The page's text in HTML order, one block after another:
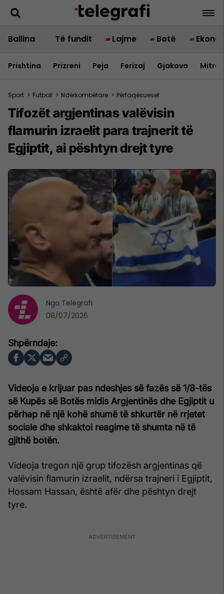
Ballina Të fundit Lajme Botë
Prishtina Prizreni Peja Ferizaj Gjakova
Sport > Futboll > Ndërkombëtare > Përfaqësueset
Tifozët argjentinas valëvisin
flamurin izraelit para trajnerit të
Egjiptit, ai pështyn drejt tyre
Videoja e krijuar pas ndeshjes së fazës së 1/8-tës
së Kupës së Botës midis Argjentinës dhe Egjiptit u
përhap në një kohë shumë të shkurtër në rrjetet
sociale dhe shkaktoi reagime të shumta në të
gjithë botën.
Videoja tregon një grup tifozësh argjentinas që
valëvisin flamurin izraelit, ndërsa trajneri i Egjiptit,
Hossam Hassan, është afër dhe pështyn drejt
tyre.
Nga Telegrafi
08/07/2026